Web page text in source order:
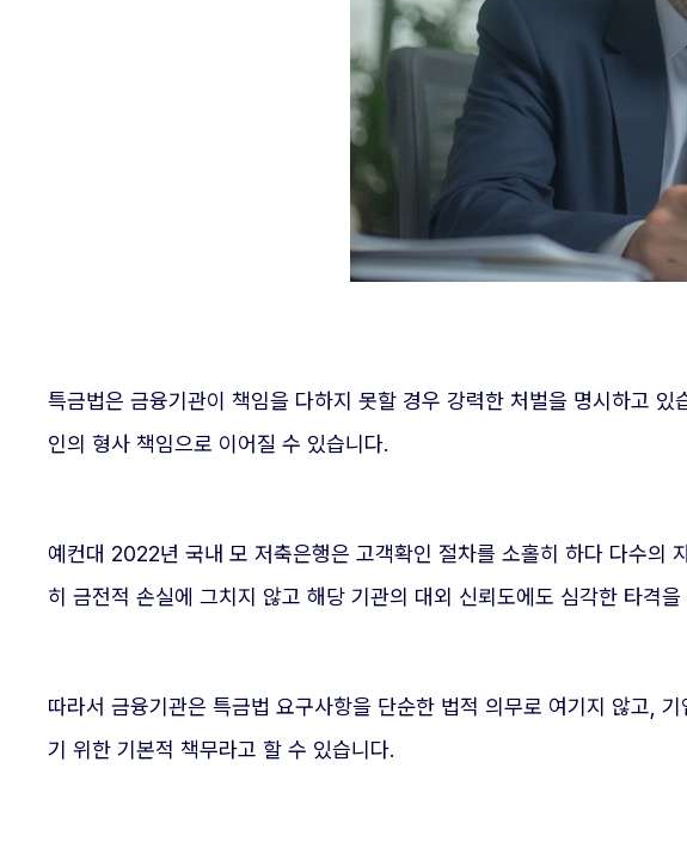
특금법은 금융기관이 책임을 다하지 못할 경우 강력한 처벌을 명시하고
인의 형사 책임으로 이어질 수 있습니다.
예컨대 2022년 국내 모 저축은행은 고객확인 절차를 소홀히 하다 다수의
히 금전적 손실에 그치지 않고 해당 기관의 대외 신뢰도에도 심각한 타격을
따라서 금융기관은 특금법 요구사항을 단순한 법적 의무로 여기지 않고,
기 위한 기본적 책무라고 할 수 있습니다.